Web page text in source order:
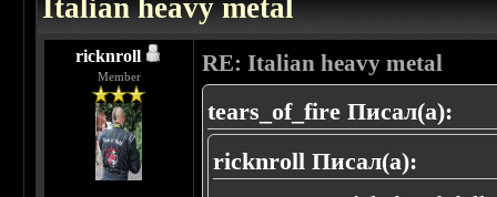
Italian heavy metal
ricknroll
Member
RE: Italian heavy metal
tears_of_fire Писал(а):
ricknroll Писал(а):